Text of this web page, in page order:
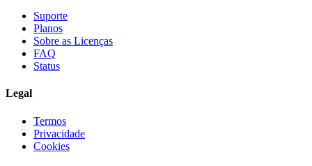
Suporte
Planos
Sobre as Licenças
FAQ
Status
Legal
Termos
Privacidade
Cookies